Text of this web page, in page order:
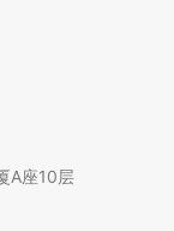
A座10层